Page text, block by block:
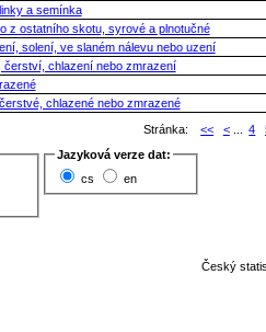
a semínka
z ostatního skotu, syrové a plnotučné
solení, ve slaném nálevu nebo uzení
čerství, chlazení nebo zmrazení
chlazené nebo zmrazené
Stránka: << <... 4
Jazyková verze dat:
cs
en
Český